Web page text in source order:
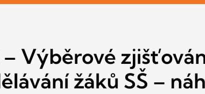
– Výběrové
žáků SŠ –